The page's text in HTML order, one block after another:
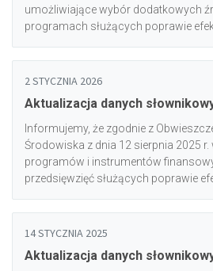
umożliwiające wybór dodatkowych
programach służących poprawie
wydłużony do 30 kwietnia br.
2 STYCZNIA 2026
Aktualizacja danych
Informujemy, że zgodnie z
Środowiska z dnia 12 sierpnia 2025
programów i instrumentów
przedsięwzięć służących poprawie
został zaktualizowany słownik
„Program” w formularzu dodawania
wartości słownikowe są dostępne w
14 STYCZNIA 2025
Aktualizacja danych